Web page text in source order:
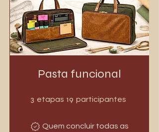
Pasta funcional
3 etapas 19 participantes
Quem concluir todas as